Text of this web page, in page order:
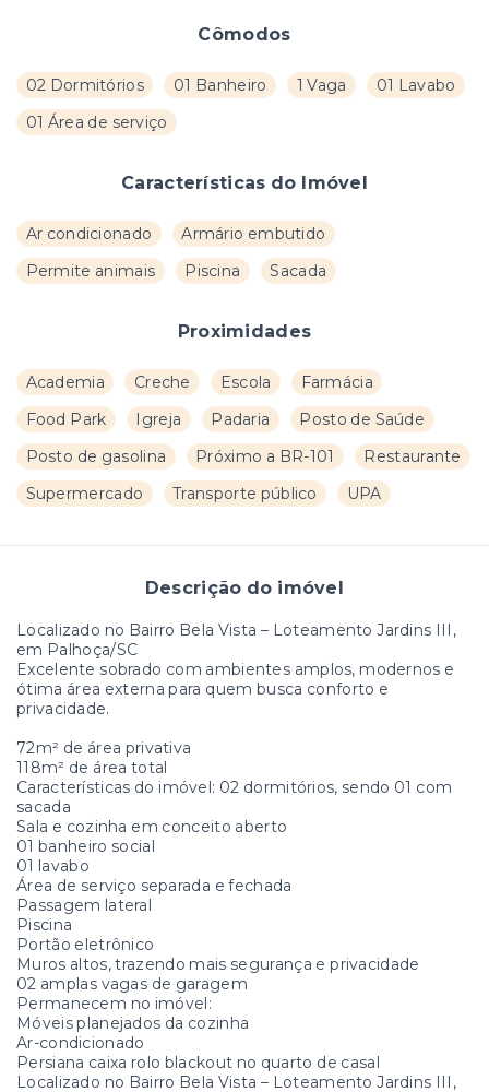
Cômodos
02 Dormitórios 01 Banheiro 1 Vaga
01 Lavabo
01 Área de serviço
Características do Imóvel
Ar condicionado
Armário embutido
Permite animais
Piscina Sacada
Proximidades
Academia Creche Escola
Farmácia
Food Park
Igreja Padaria
Posto de Saúde
Posto de gasolina
Próximo a BR-101
Restaurante
Supermercado
Transporte público UPA
Descrição do imóvel
Localizado no Bairro Bela Vista – Loteamento Jardins III,
em Palhoça/SC
Excelente sobrado com ambientes amplos, modernos e
ótima área externa para quem busca conforto e
privacidade.
72m² de área privativa
118m² de área total
Características do imóvel: 02 dormitórios, sendo 01 com
sacada
Sala e cozinha em conceito aberto
01 banheiro social
01 lavabo
Área de serviço separada e fechada
Passagem lateral
Piscina
Portão eletrônico
Muros altos, trazendo mais segurança e privacidade
02 amplas vagas de garagem
Permanecem no imóvel:
Móveis planejados da cozinha
Ar-condicionado
Persiana caixa rolo blackout no quarto de casal
Localizado no Bairro Bela Vista – Loteamento Jardins III,